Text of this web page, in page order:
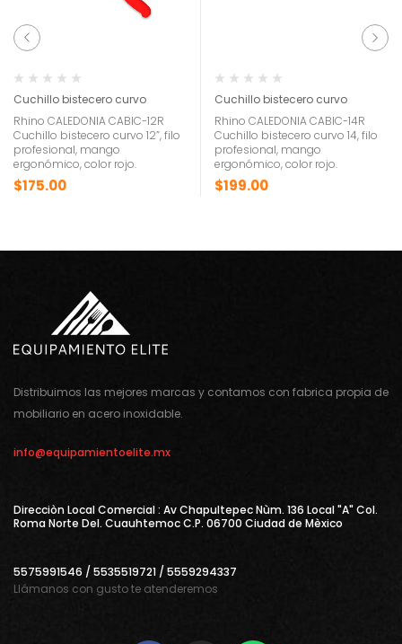
Cuchillo bistecero curvo
Rhino CALEDONIA CABIC-12R
Cuchillo bistecero curvo 12”, filo
profesional, mango
ergonómico, color rojo.
$175.00
Cuchillo bistecero curvo
Rhino CALEDONIA CABIC-14R
Cuchillo bistecero curvo 14, filo
profesional, mango
ergonómico, color rojo.
$199.00
Distribuimos las mejores marcas y contamos con fabrica propia de
mobiliario en acero inoxidable.
info@equipamientoelite.mx
Direcciòn Local Comercial : Av Chapultepec Nùm. 136 Local "A" Col.
Roma Norte Del. Cuauhtemoc C.P. 06700 Ciudad de Mèxico
5575991546 / 5535519721 / 5559294337
Llámanos con gusto te atenderemos